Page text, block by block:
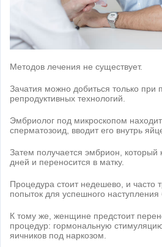
Методов лечения не существует.
Зачатия можно добиться только
репродуктивных технологий.
Эмбриолог под микроскопом
сперматозоид, вводит его внутрь
Затем получается эмбрион, который
дней и переносится в матку.
Процедура стоит недешево, и часто
попыток для успешного наступления
К тому же, женщине предстоит
процедур: гормональную
яичников под наркозом.